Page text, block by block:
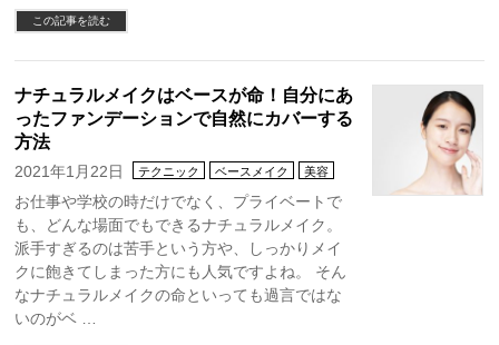
この記事を読む
ナチュラルメイクはベースが命！自分にあ
ったファンデーションで自然にカバーする
方法
2021年1月22日 テクニック ベースメイク 美容
お仕事や学校の時だけでなく、プライベートで
も、どんな場面でもできるナチュラルメイク。
派手すぎるのは苦手という方や、しっかりメイ
クに飽きてしまった方にも人気ですよね。 そん
なナチュラルメイクの命といっても過言ではな
いのがベ …